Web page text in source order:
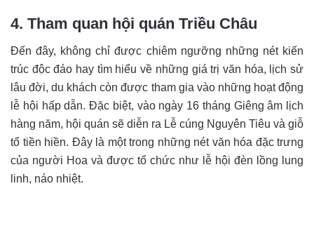
4. Tham quan hội quán Triều Châu
Đến đây, không chỉ được chiêm ngưỡng những nét kiến
trúc độc đáo hay tìm hiểu về những giá trị văn hóa, lịch sử
lâu đời, du khách còn được tham gia vào những hoạt động
lễ hội hấp dẫn. Đặc biệt, vào ngày 16 tháng Giêng âm lịch
hàng năm, hội quán sẽ diễn ra Lễ cúng Nguyên Tiêu và giỗ
tổ tiền hiền. Đây là một trong những nét văn hóa đặc trưng
của người Hoa và được tổ chức như lễ hội đèn lồng lung
linh, náo nhiệt.